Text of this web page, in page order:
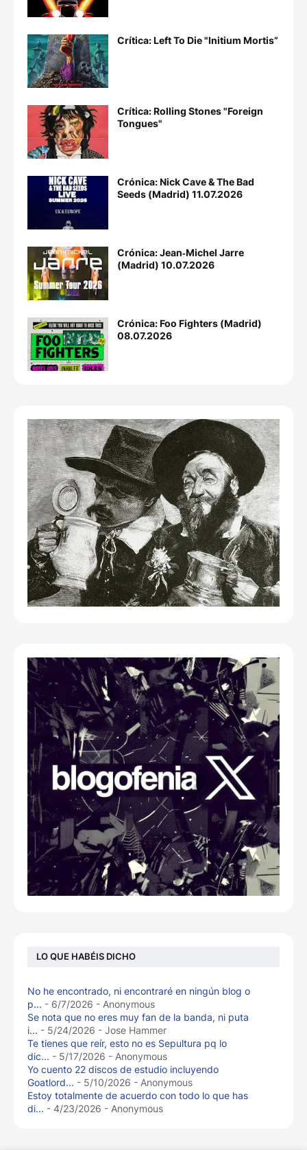
Crítica: Left To Die "Initium Mortis”
Crítica: Rolling Stones "Foreign
Tongues"
Crónica: Nick Cave & The Bad
Seeds (Madrid) 11.07.2026
Crónica: Jean‐Michel Jarre
(Madrid) 10.07.2026
Crónica: Foo Fighters (Madrid)
08.07.2026
LO QUE HABÉIS DICHO
No he encontrado, ni encontraré en ningún blog o
p... - 6/7/2026 - Anonymous
Se nota que no eres muy fan de la banda, ni puta
i... - 5/24/2026 - Jose Hammer
Te tienes que reír, esto no es Sepultura pq lo
dic... - 5/17/2026 - Anonymous
Yo cuento 22 discos de estudio incluyendo
Goatlord... - 5/10/2026 - Anonymous
Estoy totalmente de acuerdo con todo lo que has
di... - 4/23/2026 - Anonymous